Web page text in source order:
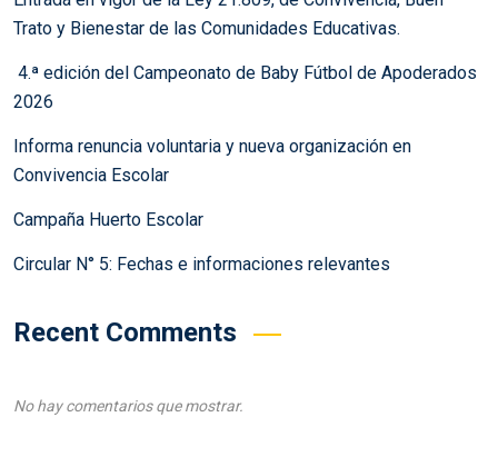
Trato y Bienestar de las Comunidades Educativas.
4.ª edición del Campeonato de Baby Fútbol de Apoderados
2026
Informa renuncia voluntaria y nueva organización en
Convivencia Escolar
Campaña Huerto Escolar
Circular N° 5: Fechas e informaciones relevantes
Recent Comments
No hay comentarios que mostrar.